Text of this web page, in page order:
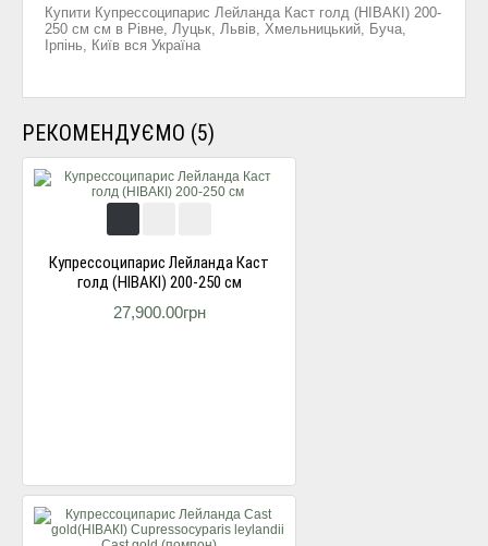
Купити Купресcоципарис Лейланда Каст голд (НІВАКІ) 200-
250 см см в Рівне, Луцьк, Львів, Хмельницький, Буча,
Ірпінь, Київ вся Україна
РЕКОМЕНДУЄМО (5)
Купресcоципарис Лейланда Каст
голд (НІВАКІ) 200-250 см
27,900.00грн